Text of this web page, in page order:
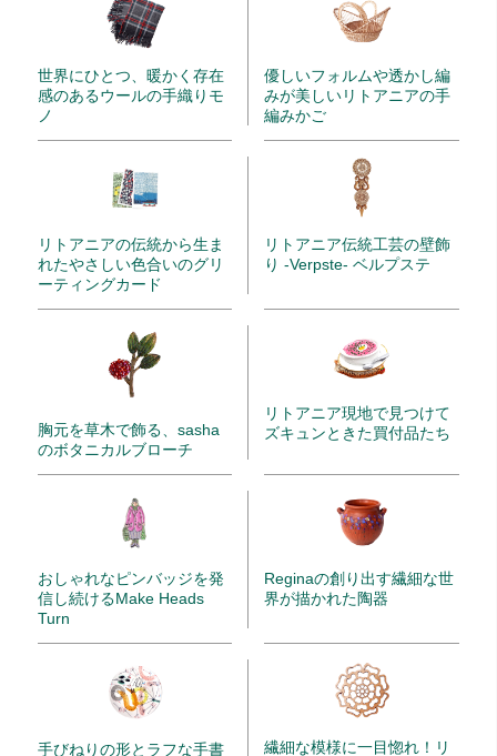
世界にひとつ、暖かく存在
感のあるウールの手織りモ
ノ
優しいフォルムや透かし編
みが美しいリトアニアの手
編みかご
リトアニアの伝統から生ま
れたやさしい色合いのグリ
ーティングカード
リトアニア伝統工芸の壁飾
り -Verpste- ベルプステ
胸元を草木で飾る、sasha
のボタニカルブローチ
リトアニア現地で見つけて
ズキュンときた買付品たち
おしゃれなピンバッジを発
信し続けるMake Heads
Turn
Reginaの創り出す繊細な世
界が描かれた陶器
手びねりの形とラフな手書
繊細な模様に一目惚れ！リ